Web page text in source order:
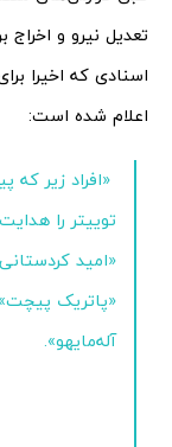
تعدیل نیرو و اخراج
اسنادی که اخیرا
اعلام شده است:
«افراد زیر که
توییتر را
«امید
«پاتریک
آله‌مایهو».